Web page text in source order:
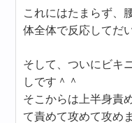
これにはたまらず、
体全体で反応してだ
そして、ついにビキ
しです＾＾
そこからは上半身責
て責めて攻めて攻め